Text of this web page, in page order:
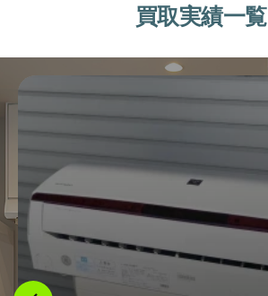
買取実績一覧